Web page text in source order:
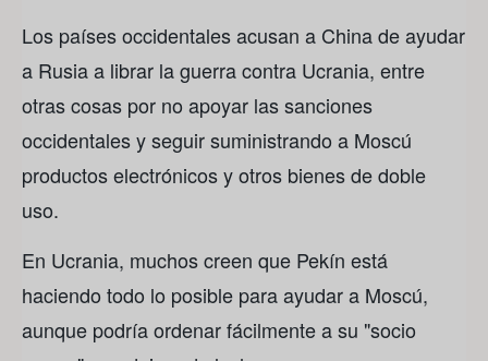
Los países occidentales acusan a China de ayudar
a Rusia a librar la guerra contra Ucrania, entre
otras cosas por no apoyar las sanciones
occidentales y seguir suministrando a Moscú
productos electrónicos y otros bienes de doble
uso.
En Ucrania, muchos creen que Pekín está
haciendo todo lo posible para ayudar a Moscú,
aunque podría ordenar fácilmente a su "socio